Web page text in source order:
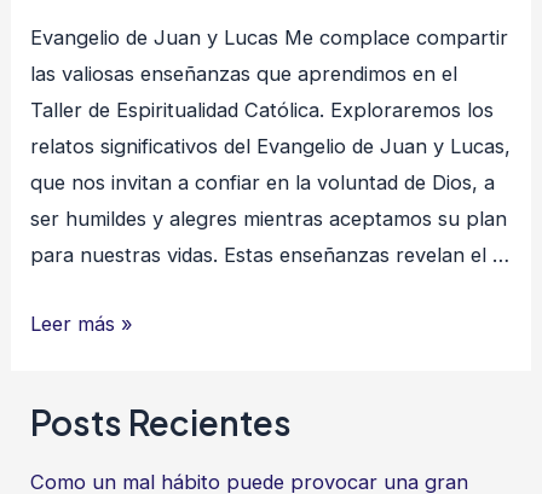
Evangelio de Juan y Lucas Me complace compartir
las valiosas enseñanzas que aprendimos en el
Taller de Espiritualidad Católica. Exploraremos los
relatos significativos del Evangelio de Juan y Lucas,
que nos invitan a confiar en la voluntad de Dios, a
ser humildes y alegres mientras aceptamos su plan
para nuestras vidas. Estas enseñanzas revelan el …
Evangelio
y
Leer más »
Posts Recientes
Como un mal hábito puede provocar una gran